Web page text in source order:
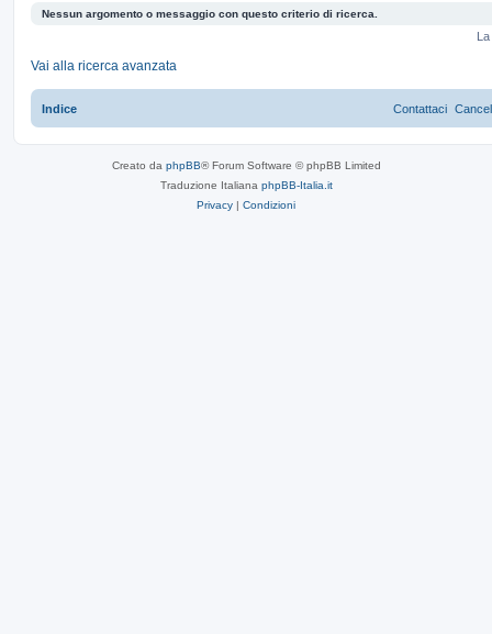
Nessun argomento o messaggio con questo criterio di ricerca.
Vai alla ricerca avanzata
Indice Contattaci
Creato da phpBB® Forum Software © phpBB Limited
Traduzione Italiana phpBB-Italia.it
Privacy | Condizioni